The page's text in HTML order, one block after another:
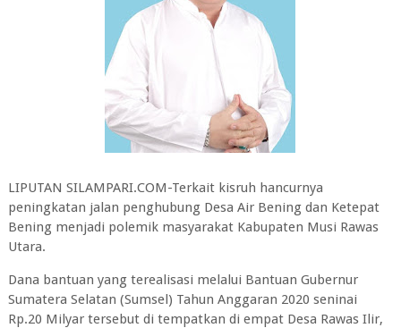
LIPUTAN SILAMPARI.COM-Terkait kisruh hancurnya
peningkatan jalan penghubung Desa Air Bening dan Ketepat
Bening menjadi polemik masyarakat Kabupaten Musi Rawas
Utara.
Dana bantuan yang terealisasi melalui Bantuan Gubernur
Sumatera Selatan (Sumsel) Tahun Anggaran 2020 seninai
Rp.20 Milyar tersebut di tempatkan di empat Desa Rawas Ilir,